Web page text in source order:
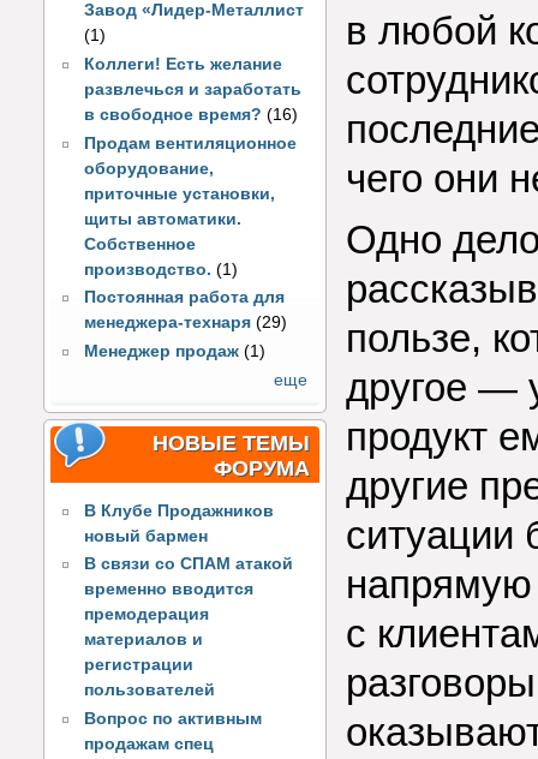
Завод «Лидер-Металлист
(1)
Коллеги! Есть желание
развлечься и заработать
в свободное время? (16)
Продам вентиляционное
оборудование,
приточные установки,
щиты автоматики.
Собственное
производство. (1)
Постоянная работа для
менеджера-технаря (29)
Менеджер продаж (1)
еще
НОВЫЕ ТЕМЫ
ФОРУМА
В Клубе Продажников
новый бармен
В связи со СПАМ атакой
временно вводится
премодерация
материалов и
регистрации
пользователей
Вопрос по активным
продажам спец
в любой
чего они
Одно дело
пользе,
другое —
продукт
другие
ситуации
с